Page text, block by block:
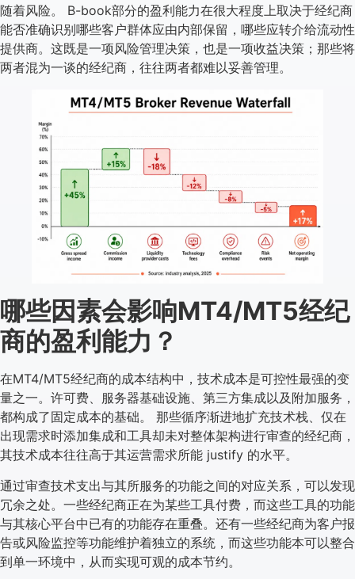
随着风险。 B-book部分的盈利能力在很大程度上取决于经纪商
能否准确识别哪些客户群体应由内部保留，哪些应转介给流动性
提供商。这既是一项风险管理决策，也是一项收益决策；那些将
两者混为一谈的经纪商，往往两者都难以妥善管理。
哪些因素会影响MT4/MT5经纪
商的盈利能力？
在MT4/MT5经纪商的成本结构中，技术成本是可控性最强的变
量之一。许可费、服务器基础设施、第三方集成以及附加服务，
都构成了固定成本的基础。 那些循序渐进地扩充技术栈、仅在
出现需求时添加集成和工具却未对整体架构进行审查的经纪商，
其技术成本往往高于其运营需求所能 justify 的水平。
通过审查技术支出与其所服务的功能之间的对应关系，可以发现
冗余之处。一些经纪商正在为某些工具付费，而这些工具的功能
与其核心平台中已有的功能存在重叠。还有一些经纪商为客户报
告或风险监控等功能维护着独立的系统，而这些功能本可以整合
到单一环境中，从而实现可观的成本节约。